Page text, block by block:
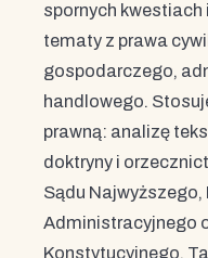
spornych kwestiach
tematy z prawa
gospodarczego,
handlowego.
prawną: analizę
doktryny i
Sądu
Administracyjnego
Konstytucyjnego.